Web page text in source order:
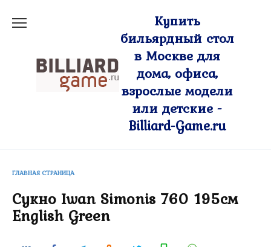
Купить
бильярдный стол
в Москве для
дома, офиса,
взрослые модели
или детские -
Billiard-Game.ru
ГЛАВНАЯ СТРАНИЦА
Сукно Iwan Simonis 760 195см
English Green